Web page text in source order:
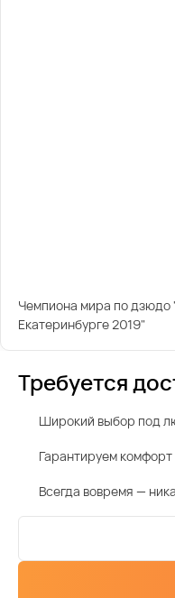
Чемпиона мира по
Екатеринбурге 2019"
Требуется
Широкий выбор под
Гарантируем
Всегда вовремя —